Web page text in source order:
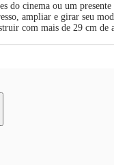
do cinema ou um
ampliar e girar seu
com mais de 29 cm de